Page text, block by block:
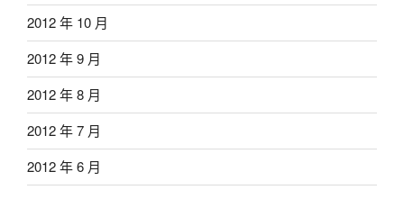
2012 年 10 月
2012 年 9 月
2012 年 8 月
2012 年 7 月
2012 年 6 月